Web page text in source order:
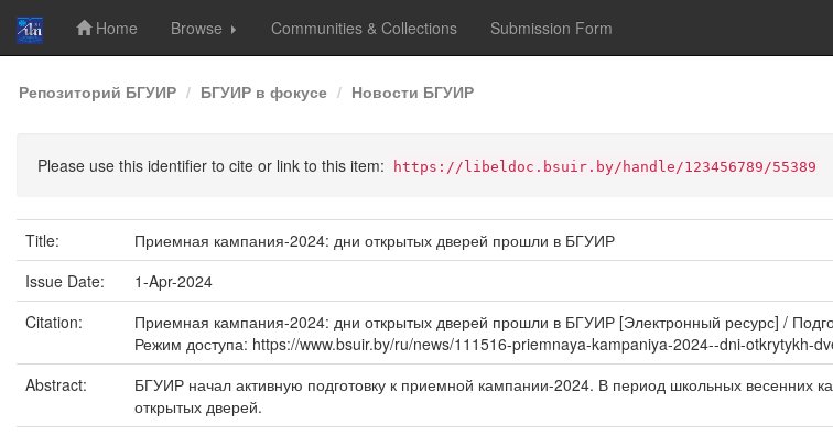
Skip
navigation
Home Browse Communities & Collections Submission Form
Репозиторий БГУИР БГУИР в фокусе Новости БГУИР
Please use this identifier to cite or link to this item: https://libeldoc.bsuir.by/handle/123456789/55389
Title:
Приемная кампания-2024: дни открытых дверей прошли в БГУИР
Issue Date:
1-Apr-2024
Citation:
Приемная кампания-2024: дни открытых дверей прошли в БГУИР [Электронный ресурс] /
Режим доступа: https://www.bsuir.by/ru/news/111516-priemnaya-kampaniya-2024--dni-otkrytykh-
Abstract:
БГУИР начал активную подготовку к приемной кампании-2024. В период школьных
открытых дверей.